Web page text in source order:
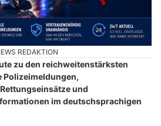
REDAKTION
zu den reichweitenstärksten
Polizeimeldungen,
und
im deutschsprachigen